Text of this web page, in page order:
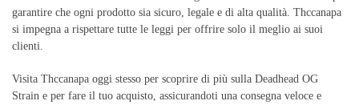
garantire che ogni prodotto sia sicuro, legale e di alta qualità. Thccanapa
si impegna a rispettare tutte le leggi per offrire solo il meglio ai suoi
clienti.
Visita Thccanapa oggi stesso per scoprire di più sulla Deadhead OG
Strain e per fare il tuo acquisto, assicurandoti una consegna veloce e